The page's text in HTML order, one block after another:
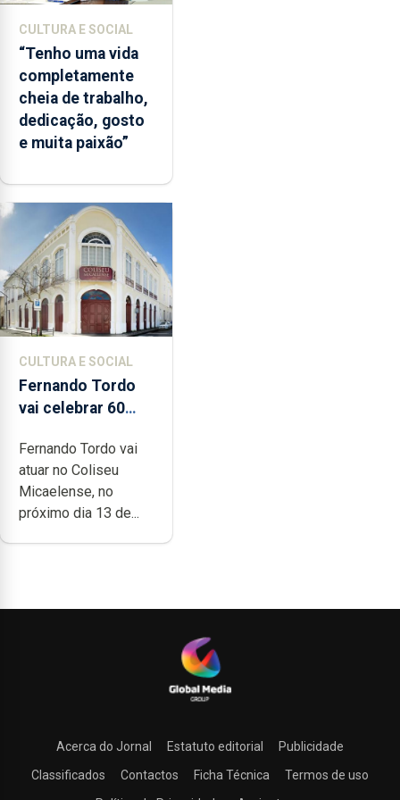
CULTURA E SOCIAL
“Tenho uma vida
completamente
cheia de trabalho,
dedicação, gosto
e muita paixão”
CULTURA E SOCIAL
Fernando Tordo
vai celebrar 60
no Coliseu
Micaelense
Fernando Tordo vai
atuar no Coliseu
Micaelense, no
próximo dia 13 de...
Acerca do Jornal Estatuto editorial
Publicidade
Classificados
Contactos Ficha Técnica
Termos de uso